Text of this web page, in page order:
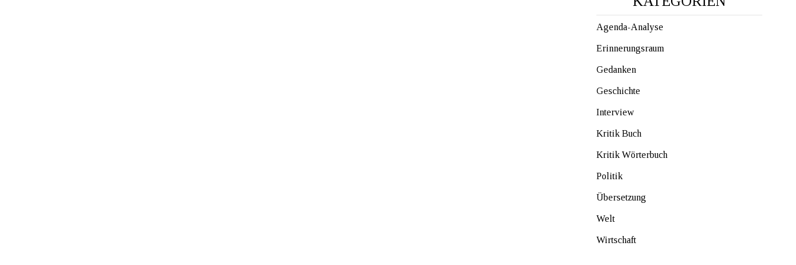
Agenda-Analyse
Erinnerungsraum
Gedanken
Geschichte
Interview
Kritik Buch
Kritik Wörterbuch
Politik
Übersetzung
Welt
Wirtschaft